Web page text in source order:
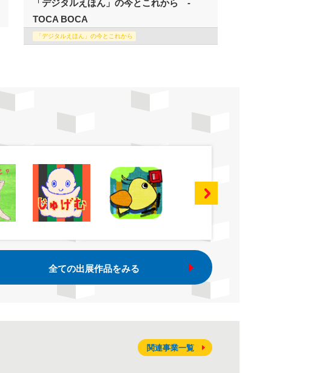
「デジタルえほん」の今とこれから -
TOCA BOCA
「デジタルえほん」の今とこれから
全ての出展作品をみる
関連事業一覧